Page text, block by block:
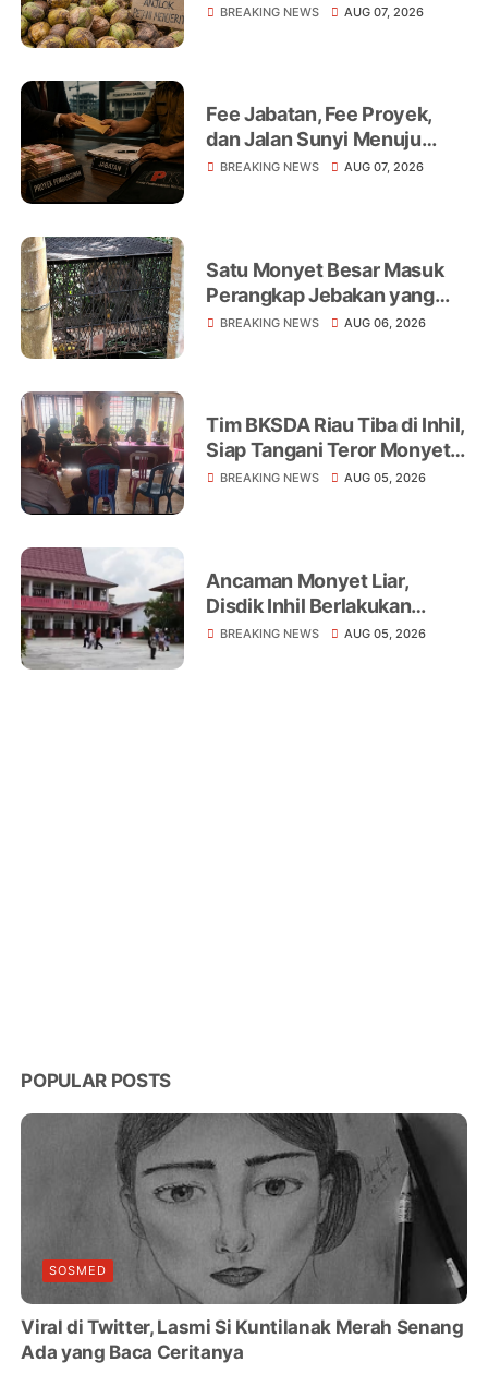
Niaga, Monopoli hingga
BREAKING NEWS AUG 07, 2026
Fee Jabatan, Fee Proyek,
dan Jalan Sunyi Menuju
Operasi Tangkap Tangan
BREAKING NEWS AUG 07, 2026
Satu Monyet Besar Masuk
Perangkap Jebakan yang
Dipasang di Belakang
BREAKING NEWS AUG 06, 2026
Tim BKSDA Riau Tiba di Inhil,
Siap Tangani Teror Monyet
Liar yang Telah Melukai 18
BREAKING NEWS AUG 05, 2026
Ancaman Monyet Liar,
Disdik Inhil Berlakukan
Belajar dari Rumah di
BREAKING NEWS AUG 05, 2026
POPULAR POSTS
SOSMED
Viral di Twitter, Lasmi Si Kuntilanak Merah Senang
Ada yang Baca Ceritanya